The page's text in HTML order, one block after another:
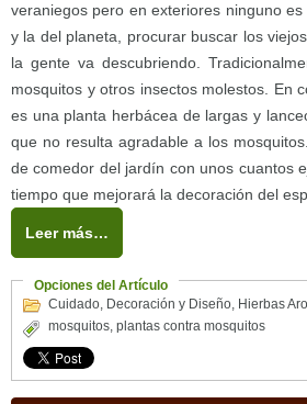
veraniegos pero en exteriores ninguno
y la del planeta, procurar buscar los
la gente va descubriendo.
mosquitos y otros insectos molestos. En
es una planta herbácea de largas y
que no resulta agradable a los
de comedor del jardín con unos cuantos
tiempo que mejorará la decoración del
Leer más…
Opciones del Artículo
Cuidado, Decoración y Diseño, Hierbas
mosquitos, plantas contra mosquitos